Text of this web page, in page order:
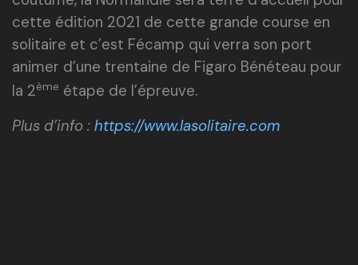
cette édition 2021 de cette grande course en
solitaire et c’est Fécamp qui verra son port
animer d’une trentaine de Figaro Bénéteau pour
la 2ème étape de l’épreuve.
Plus d’info : https://www.lasolitaire.com